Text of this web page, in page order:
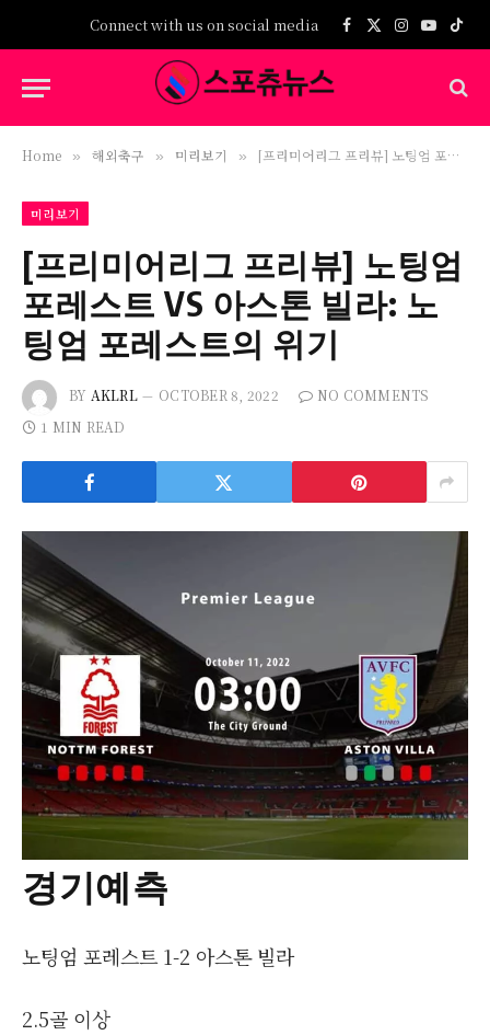
Connect with us on social media Facebook
X
Instagram
Home » 해외축구 » 미리보기 » [프리미어리그 프리뷰] 노팅엄 포레스트 VS 아스톤 빌라: 노팅엄 포레스트의 위기
미리보기
[프리미어리그 프리뷰] 노팅엄
포레스트 VS 아스톤 빌라: 노
팅엄 포레스트의 위기
BY AKLRL OCTOBER 8, 2022
NO COMMENTS
1 MIN READ
경기예측
노팅엄 포레스트 1-2 아스톤 빌라
2.5골 이상